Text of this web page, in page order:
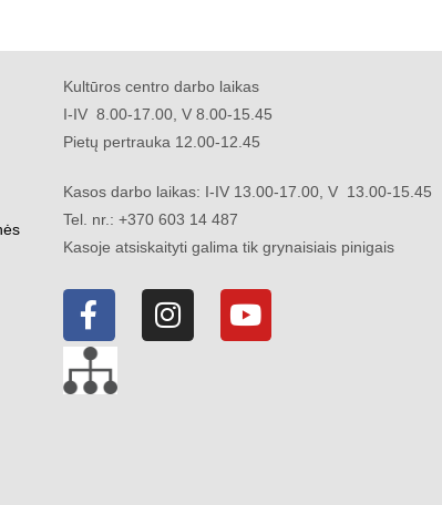
Kultūros centro darbo laikas
I-IV 8.00-17.00, V 8.00-15.45
Pietų pertrauka 12.00-12.45
Kasos darbo laikas: I-IV 13.00-17.00, V 13.00-15.45
Tel. nr.: +370 603 14 487
Kasoje atsiskaityti galima tik grynaisiais pinigais